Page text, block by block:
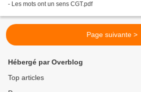
- Les mots ont un sens CGT.pdf
Page suivante >
Hébergé par Overblog
Top articles